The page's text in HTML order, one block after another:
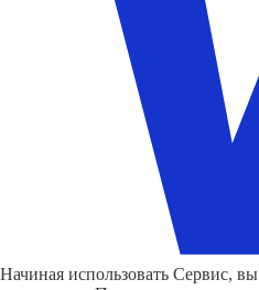
Начиная использовать Сервис, вы